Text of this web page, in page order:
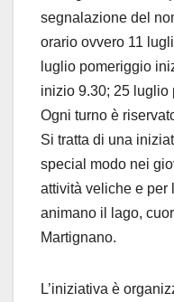
segnalazione del
orario ovvero 11
luglio pomeriggio
inizio 9.30; 25 luglio
Ogni turno è
Si tratta di una
special modo nei
attività veliche e per
animano il lago,
Martignano.
L’iniziativa è